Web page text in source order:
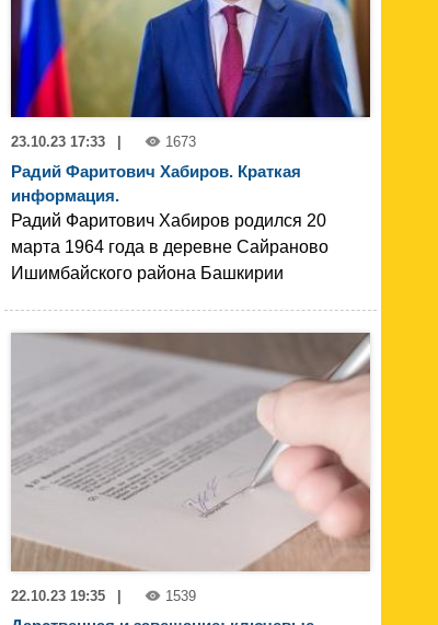
23.10.23 17:33 | 1673
Радий Фаритович Хабиров. Краткая
информация.
Радий Фаритович Хабиров родился 20
марта 1964 года в деревне Сайраново
Ишимбайского района Башкирии
22.10.23 19:35 1539